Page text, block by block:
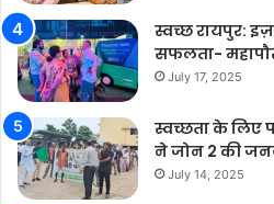
स्वच्छ रायपुर:
सफलता-
July 17, 2025
स्वच्छता के लिए
ने जोन 2 की
July 14, 2025